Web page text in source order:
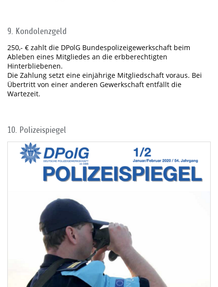
9. Kondolenzgeld
250,- € zahlt die DPolG Bundespolizeigewerkschaft beim
Ableben eines Mitgliedes an die erbberechtigten
Hinterbliebenen.
Die Zahlung setzt eine einjährige Mitgliedschaft voraus. Bei
Übertritt von einer anderen Gewerkschaft entfällt die
Wartezeit.
10. Polizeispiegel